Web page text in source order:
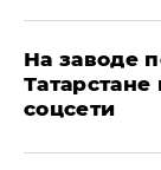
На заводе
соцсети